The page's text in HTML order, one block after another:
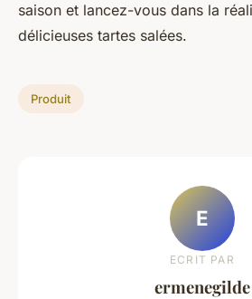
saison et lancez-vous dans la
délicieuses tartes salées.
Produit
E
ECRIT PAR
ermenegilde